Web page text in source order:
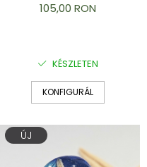
105,00 RON
KÉSZLETEN
KONFIGURÁL
ÚJ